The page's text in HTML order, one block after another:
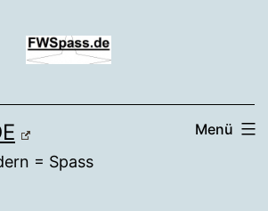
= Spass
Menü